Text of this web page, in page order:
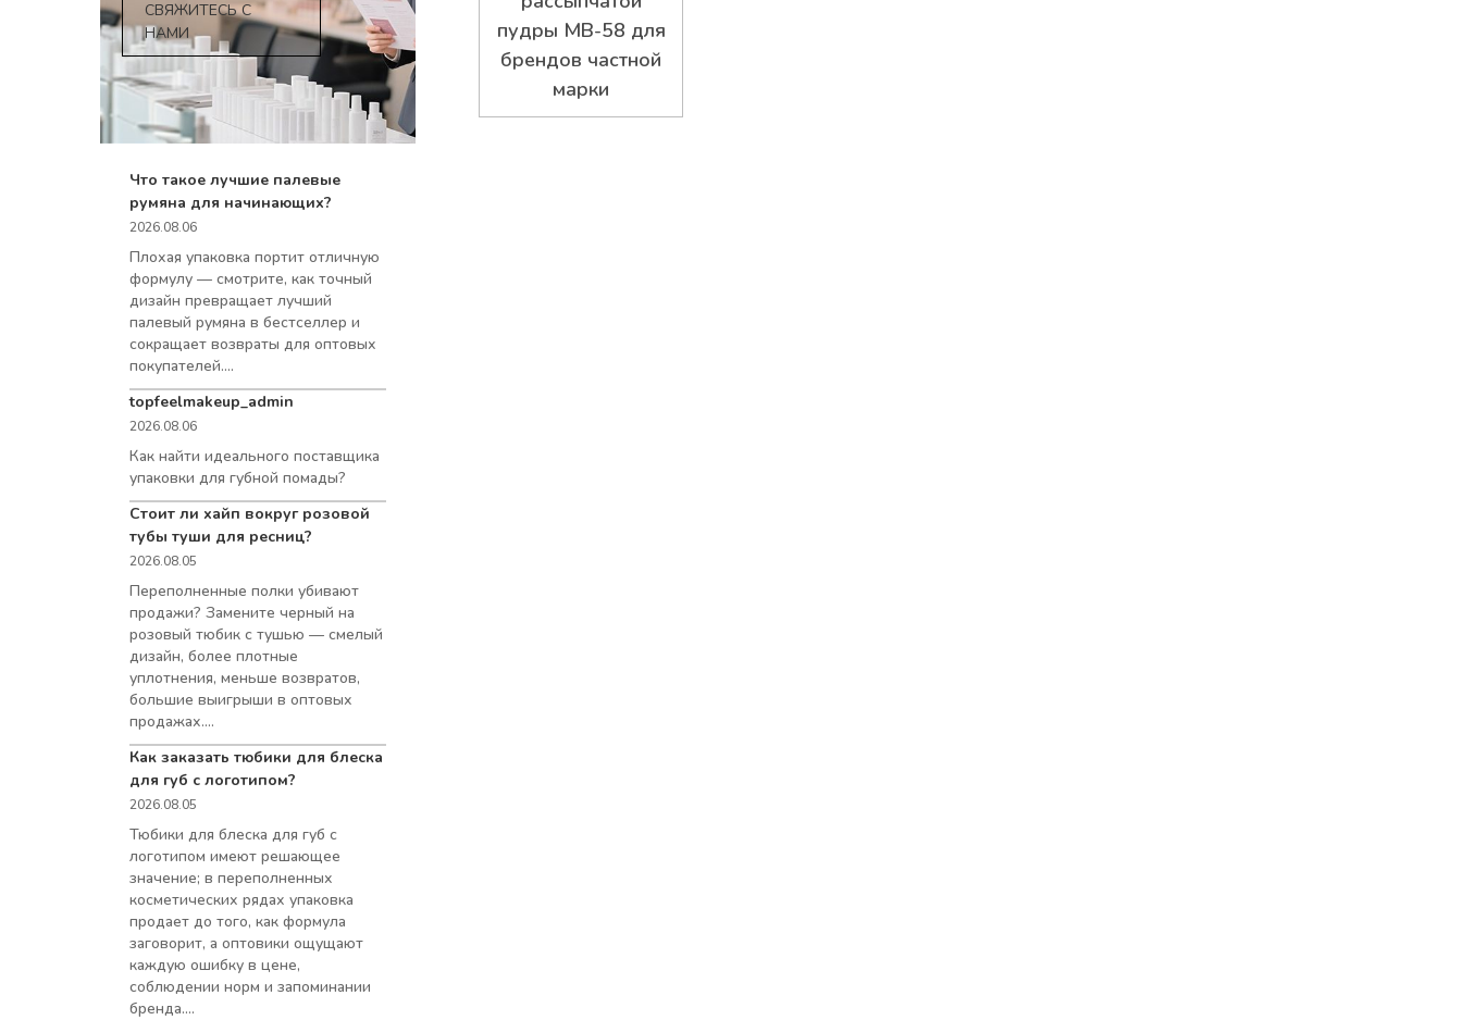
СВЯЖИТЕСЬ С
НАМИ
Что такое лучшие палевые
румяна для начинающих?
2026.08.06
Плохая упаковка портит отличную
формулу — смотрите, как точный
дизайн превращает лучший
палевый румяна в бестселлер и
сокращает возвраты для оптовых
покупателей....
topfeelmakeup_admin
2026.08.06
Как найти идеального поставщика
упаковки для губной помады?
Стоит ли хайп вокруг розовой
тубы туши для ресниц?
2026.08.05
Переполненные полки убивают
продажи? Замените черный на
розовый тюбик с тушью — смелый
дизайн, более плотные
уплотнения, меньше возвратов,
большие выигрыши в оптовых
продажах....
Как заказать тюбики для блеска
для губ с логотипом?
2026.08.05
Тюбики для блеска для губ с
логотипом имеют решающее
значение; в переполненных
косметических рядах упаковка
продает до того, как формула
заговорит, а оптовики ощущают
каждую ошибку в цене,
соблюдении норм и запоминании
бренда....
пудры MB-58 для
брендов частной
марки